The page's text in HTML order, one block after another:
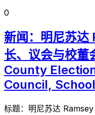
0
新闻：明尼苏达
长、议会与校
County
Council,
标题：明尼苏达